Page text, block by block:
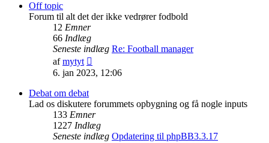
Off topic
Forum til alt det der ikke vedrører fodbold
12 Emner
66 Indlæg
Seneste indlæg Re: Football manager
afmytyt
det
6. jan 2023, 12:06
Debat om debat
Lad os diskutere forummets opbygning og få nogle inputs
133 Emner
1227 Indlæg
Seneste indlæg Opdatering til phpBB3.3.17